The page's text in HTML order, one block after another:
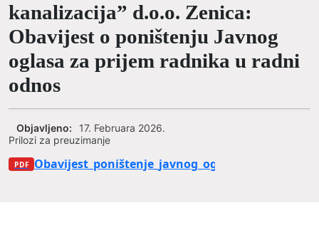
kanalizacija” d.o.o. Zenica:
Obavijest o poništenju Javnog
oglasa za prijem radnika u radni
odnos
Prilozi za preuzimanje
Obavijest_poništenje_javnog_oglasa_1702
Objavljeno: 17. Februara 2026.